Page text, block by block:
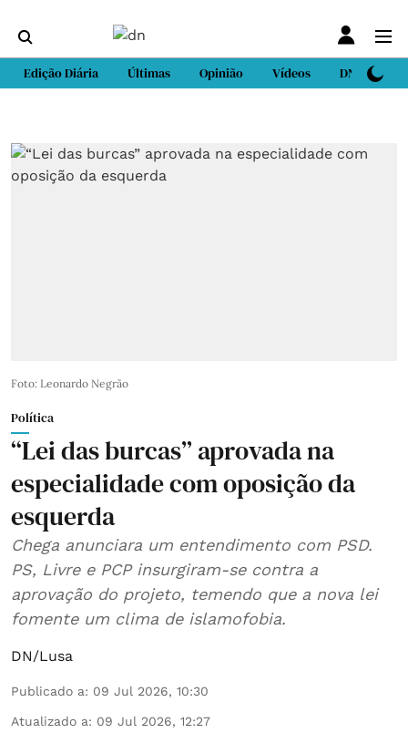
Edição Diária Últimas Opinião Vídeos DN Sport
Foto: Leonardo Negrão
Política
“Lei das burcas” aprovada na
especialidade com oposição da
esquerda
Chega anunciara um entendimento com PSD.
PS, Livre e PCP insurgiram-se contra a
aprovação do projeto, temendo que a nova lei
fomente um clima de islamofobia.
DN/Lusa
Publicado a: 09 Jul 2026, 10:30
Atualizado a: 09 Jul 2026, 12:27